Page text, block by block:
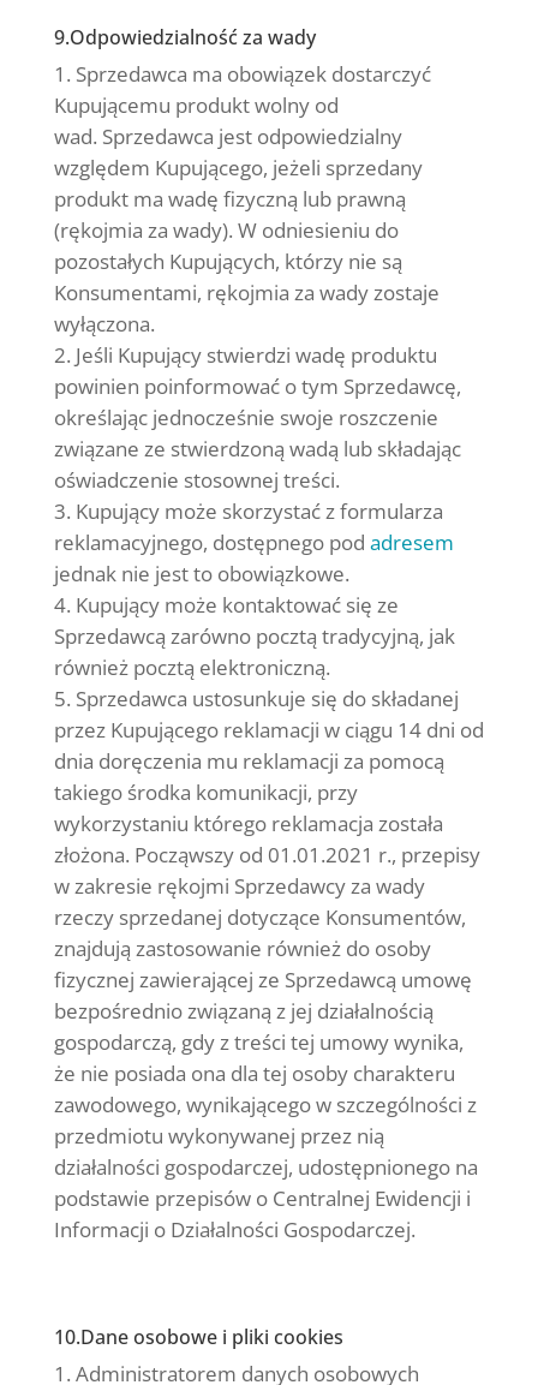
9.Odpowiedzialność za wady
Sprzedawca ma obowiązek dostarczyć
Kupującemu produkt wolny od
wad. Sprzedawca jest odpowiedzialny
względem Kupującego, jeżeli sprzedany
produkt ma wadę fizyczną lub prawną
(rękojmia za wady). W odniesieniu do
pozostałych Kupujących, którzy nie są
Konsumentami, rękojmia za wady zostaje
wyłączona.
Jeśli Kupujący stwierdzi wadę produktu
powinien poinformować o tym Sprzedawcę,
określając jednocześnie swoje roszczenie
związane ze stwierdzoną wadą lub składając
oświadczenie stosownej treści.
Kupujący może skorzystać z formularza
reklamacyjnego, dostępnego pod adresem
jednak nie jest to obowiązkowe.
Kupujący może kontaktować się ze
Sprzedawcą zarówno pocztą tradycyjną, jak
również pocztą elektroniczną.
Sprzedawca ustosunkuje się do składanej
przez Kupującego reklamacji w ciągu 14 dni od
dnia doręczenia mu reklamacji za pomocą
takiego środka komunikacji, przy
wykorzystaniu którego reklamacja została
złożona. Począwszy od 01.01.2021 r., przepisy
w zakresie rękojmi Sprzedawcy za wady
rzeczy sprzedanej dotyczące Konsumentów,
znajdują zastosowanie również do osoby
fizycznej zawierającej ze Sprzedawcą umowę
bezpośrednio związaną z jej działalnością
gospodarczą, gdy z treści tej umowy wynika,
że nie posiada ona dla tej osoby charakteru
zawodowego, wynikającego w szczególności z
przedmiotu wykonywanej przez nią
działalności gospodarczej, udostępnionego na
podstawie przepisów o Centralnej Ewidencji i
Informacji o Działalności Gospodarczej.
10.Dane osobowe i pliki cookies
Administratorem danych osobowych